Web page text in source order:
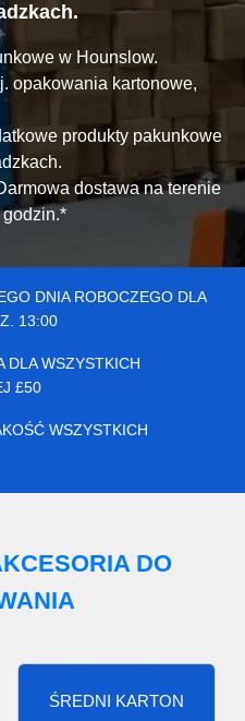
w Hounslow.
opakowania kartonowe,
produkty pakunkowe
dostawa na terenie
DNIA ROBOCZEGO DLA
13:00
DLA WSZYSTKICH
£50
WSZYSTKICH
DO
ŚREDNI KARTON